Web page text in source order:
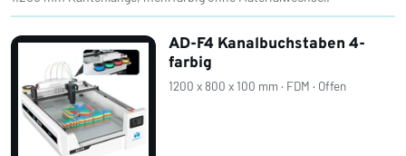
AD-F4 Kanalbuchstaben 4-
farbig
1200 x 800 x 100 mm · FDM · Offen